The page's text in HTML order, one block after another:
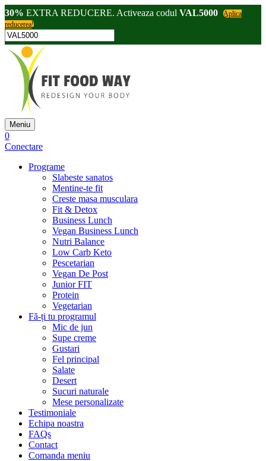
30% EXTRA REDUCERE. Activeaza codul VAL5000
Aplica
reducerea!
Meniu
0
Conectare
Programe
Slabeste sanatos
Mentine-te fit
Creste masa musculara
Fit & Detox
Business Lunch
Vegan Business Lunch
Nutri Balance
Low Carb Keto
Pescetarian
Vegan De Post
Junior FIT
Protein
Vegetarian
Fă-ți tu programul
Mic de jun
Supe creme
Gustari
Fel principal
Salate
Desert
Sucuri naturale
Mese personalizate
Testimoniale
Echipa noastra
FAQs
Contact
Comanda meniu